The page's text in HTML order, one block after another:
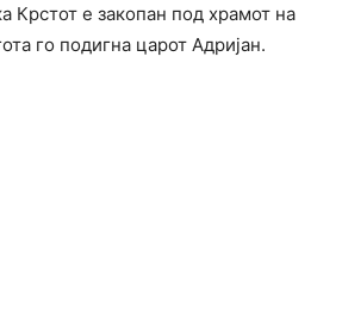
Крстот е закопан под храмот на
го подигна царот Адријан.